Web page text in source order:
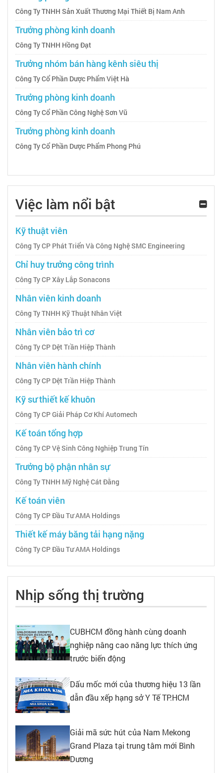
Công Ty TNHH Sản Xuất Thương Mại Thiết Bị Nam Anh
Trưởng phòng kinh doanh
Công Ty TNHH Hồng Đạt
Trưởng nhóm bán hàng kênh siêu thị
Công Ty Cổ Phần Dược Phẩm Việt Hà
Trưởng phòng kinh doanh
Công Ty Cổ Phần Công Nghệ Sơn Vũ
Trưởng phòng kinh doanh
Công Ty Cổ Phần Dược Phẩm Phong Phú
Việc làm nổi bật
Kỹ thuật viên
Công Ty CP Phát Triển Và Công Nghệ SMC Engineering
Chỉ huy trưởng công trình
Công Ty CP Xây Lắp Sonacons
Nhân viên kinh doanh
Công Ty TNHH Kỹ Thuật Nhân Việt
Nhân viên bảo trì cơ
Công Ty CP Dệt Trần Hiệp Thành
Nhân viên hành chính
Công Ty CP Dệt Trần Hiệp Thành
Kỹ sư thiết kế khuôn
Công Ty CP Giải Pháp Cơ Khí Automech
Kế toán tổng hợp
Công Ty CP Vệ Sinh Công Nghiệp Trung Tín
Trưởng bộ phận nhân sự
Công Ty TNHH Mỹ Nghệ Cát Đằng
Kế toán viên
Công Ty CP Đầu Tư AMA Holdings
Thiết kế máy băng tải hạng nặng
Công Ty CP Đầu Tư AMA Holdings
Nhịp sống thị trường
CUBHCM đồng hành cùng doanh
nghiệp nâng cao năng lực thích ứng
trước biến động
Dấu mốc mới của thương hiệu 13 lần
dẫn đầu xếp hạng sở Y Tế TP.HCM
Giải mã sức hút của Nam Mekong
Grand Plaza tại trung tâm mới Bình
Dương